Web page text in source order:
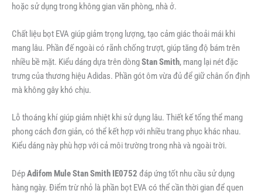
hoặc sử dụng trong không gian văn phòng, nhà ở.
Chất liệu bọt EVA giúp giảm trọng lượng, tạo cảm giác thoải mái khi
mang lâu. Phần đế ngoài có rãnh chống trượt, giúp tăng độ bám trên
nhiều bề mặt. Kiểu dáng dựa trên dòngStan Smith, mang lại nét đặc
trưng của thương hiệu Adidas. Phần gót ôm vừa đủ để giữ chân ổn định
mà không gây khó chịu.
Lỗ thoáng khí giúp giảm nhiệt khi sử dụng lâu. Thiết kế tổng thể mang
phong cách đơn giản, có thể kết hợp với nhiều trang phục khác nhau.
Kiểu dáng này phù hợp với cả môi trường trong nhà và ngoài trời.
DépAdifom Mule Stan Smith IE0752 đáp ứng tốt nhu cầu sử dụng
hàng ngày. Điểm trừ nhỏ là phần bọt EVA có thể cần thời gian để quen